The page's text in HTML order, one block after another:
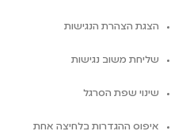
הצגת הצהרת הנגישות
שליחת משוב נגישות
שינוי שפת הסרגל
איפוס ההגדרות בלחיצה אחת